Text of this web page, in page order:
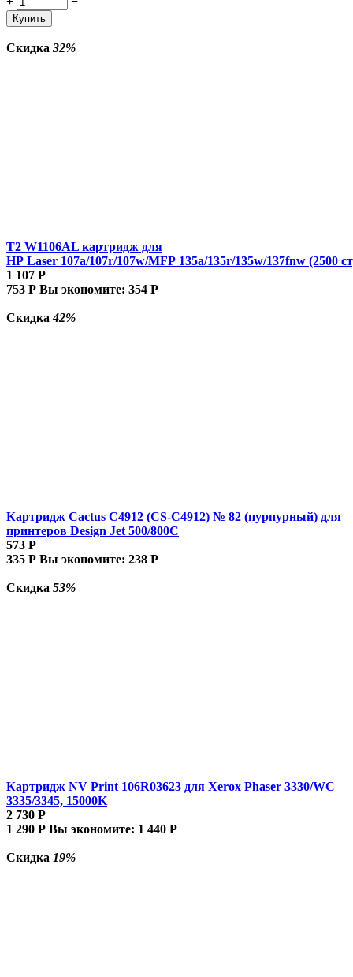
Купить
Скидка 32%
T2 W1106AL картридж для
HP Laser 107a/107r/107w/MFP 135a/135r/135w/137fnw (2500
1 107 Р
753 Р Вы экономите: 354 Р
Скидка42%
Картридж Cactus C4912 (CS-C4912) № 82 (пурпурный) для
принтеров Design Jet 500/800C
573 Р
335 Р Вы экономите: 238 Р
Скидка 53%
Картридж NV Print 106R03623 для Xerox Phaser 3330/WC
3335/3345, 15000K
2 730 Р
1 290 Р Вы экономите: 1 440 Р
Скидка 19%